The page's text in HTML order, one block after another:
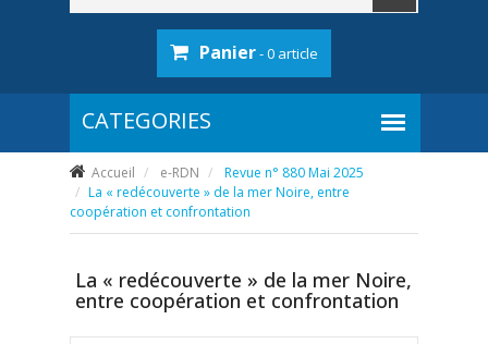
Panier- 0 article
Accueil e-RDN
Revue n° 880 Mai 2025
La « redécouverte » de la mer Noire, entre
coopération et confrontation
La « redécouverte » de la mer Noire,
entre coopération et confrontation